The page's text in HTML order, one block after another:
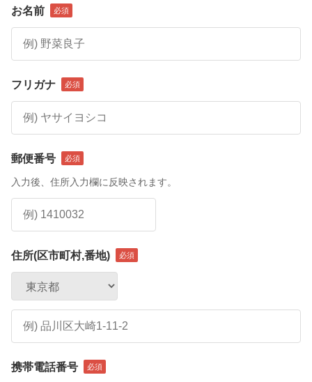
お名前
フリガナ
郵便番号
入力後、住所入力欄に反映されます。
住所(区市町村,番地)
携帯電話番号